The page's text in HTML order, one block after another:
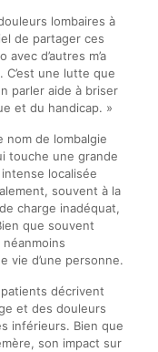
lombaires à
de partager ces
d’autres m’a
C’est une lutte que
parler aide à briser
et du handicap. »
nom de lombalgie
touche une grande
localisée
souvent à la
charge inadéquat,
que souvent
vie d’une personne.
décrivent
et des douleurs
inférieurs. Bien que
son impact sur